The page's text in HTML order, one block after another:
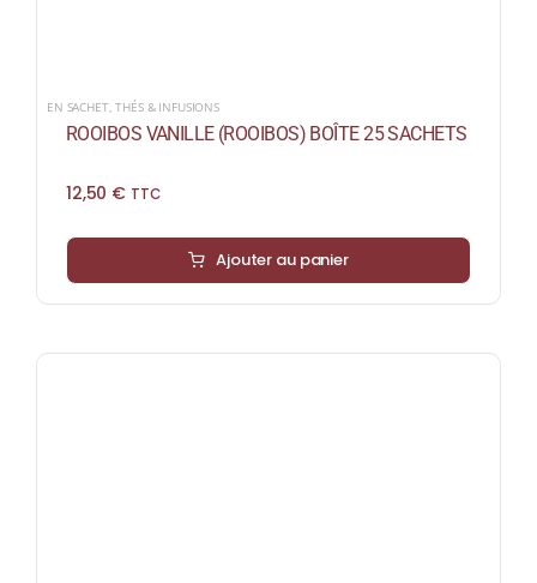
EN SACHET,THÉS & INFUSIONS
ROOIBOS VANILLE (ROOIBOS) BOÎTE 25 SACHETS
12,50 € TTC
Ajouter au panier